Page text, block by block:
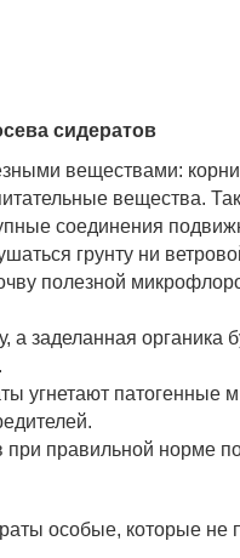
сидератов
веществами:
вещества.
соединения
грунту ни
полезной
а заделанная органика
угнетают патогенные
при правильной норме
особые, которые не